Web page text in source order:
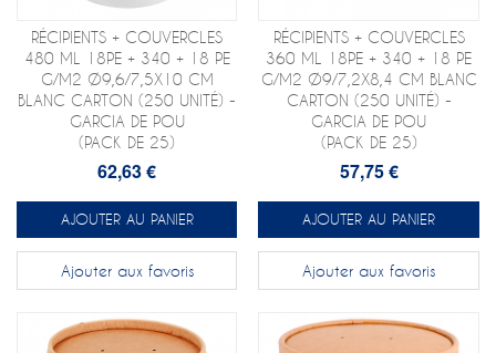
RÉCIPIENTS + COUVERCLES
480 ML 18PE + 340 + 18 PE
G/M2 Ø9,6/7,5X10 CM
BLANC CARTON (250 UNITÉ) -
GARCIA DE POU
(PACK DE 25)
62,63 €
AJOUTER AU PANIER
Ajouter aux favoris
RÉCIPIENTS + COUVERCLES
360 ML 18PE + 340 + 18 PE
G/M2 Ø9/7,2X8,4 CM BLANC
CARTON (250 UNITÉ) -
GARCIA DE POU
(PACK DE 25)
57,75 €
AJOUTER AU PANIER
Ajouter aux favoris